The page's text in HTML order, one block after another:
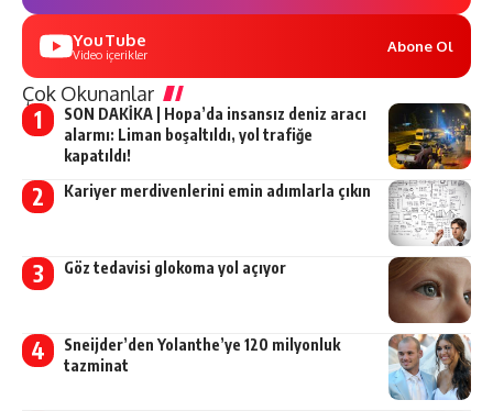
YouTube
Video içerikler Abone Ol
Çok Okunanlar
SON DAKİKA | Hopa’da insansız deniz aracı
alarmı: Liman boşaltıldı, yol trafiğe
kapatıldı!
Kariyer merdivenlerini emin adımlarla çıkın
Göz tedavisi glokoma yol açıyor
Sneijder’den Yolanthe’ye 120 milyonluk
tazminat